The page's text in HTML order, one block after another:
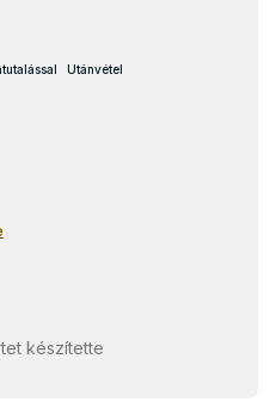
Utánvétel
készítette